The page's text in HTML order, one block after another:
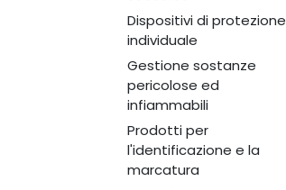
Dispositivi di protezione
individuale
Gestione sostanze
pericolose ed
infiammabili
Prodotti per
l'identificazione e la
marcatura